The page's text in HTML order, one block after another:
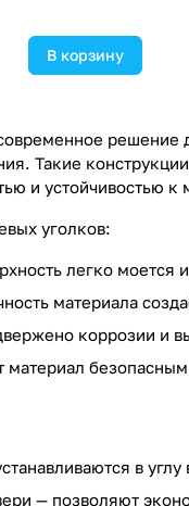
В корзину
решение
Такие
и устойчивостью
уголков:
легко моется
материала
коррозии и
материал
в
— позволяют